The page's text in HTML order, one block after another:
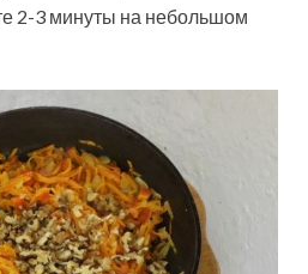
2-3 минуты на небольшом